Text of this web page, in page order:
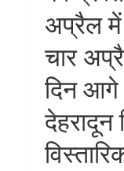
अप्रैल में
चार
दिन आगे
देहरादून